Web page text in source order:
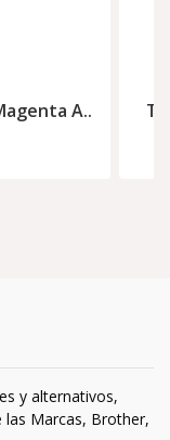
A..
y alternativos,
las Marcas, Brother,